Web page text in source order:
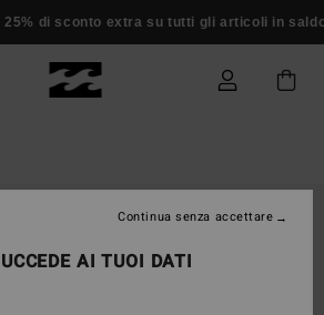
di sconto extra su tutti gli articoli in saldo*
AI TUOI DATI
Continua senza accettare